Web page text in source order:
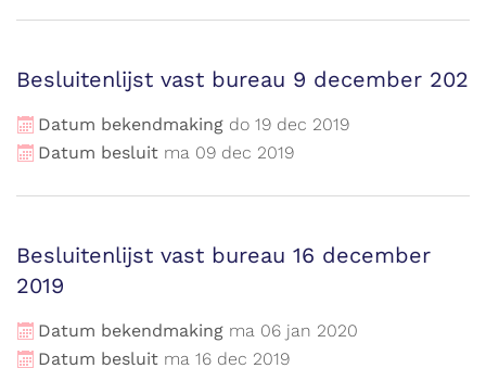
Besluitenlijst vast bureau 9 december 202
Datum bekendmaking do 19 dec 2019
Datum besluit ma 09 dec 2019
Besluitenlijst vast bureau 16 december
2019
Datum bekendmaking ma 06 jan 2020
Datum besluit ma 16 dec 2019